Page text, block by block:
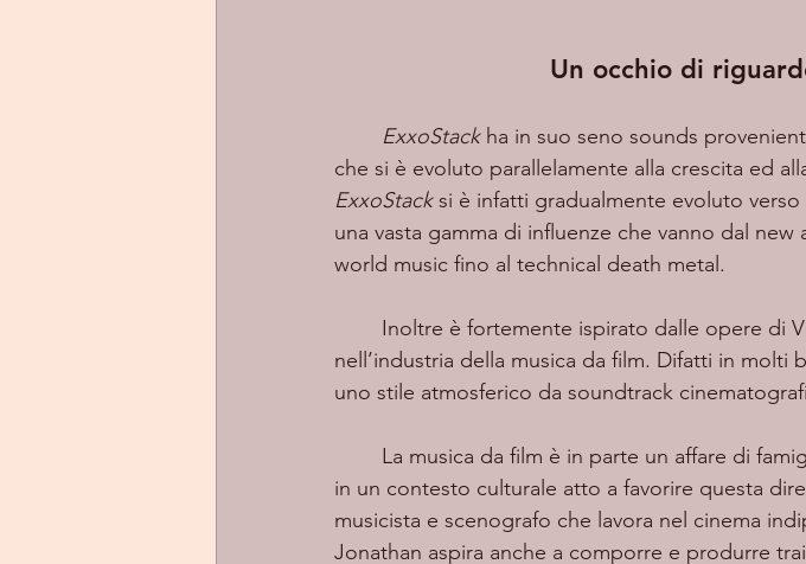
Un occhio di
ExxoStack ha in suo seno sounds
che si è evoluto parallelamente alla crescita ed
ExxoStack si è infatti gradualmente evoluto
una vasta gamma di influenze che vanno dal
world music fino al technical death metal.
nell’industria della musica da film. Difatti in molti
uno stile atmosferico da soundtrack
in un contesto culturale atto a favorire questa
musicista e scenografo che lavora nel cinema
Jonathan aspira anche a comporre e produrre